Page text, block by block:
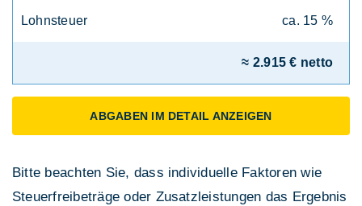
Lohnsteuer ca. 15 %
≈ 2.915 € netto
ABGABEN IM DETAIL ANZEIGEN
Bitte beachten Sie, dass individuelle Faktoren wie
Steuerfreibeträge oder Zusatzleistungen das Ergebnis